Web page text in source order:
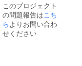
このプロジェクト
の問題報告はこち
らよりお問い合わ
せください